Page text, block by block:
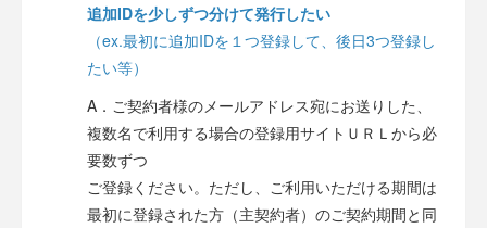
追加IDを少しずつ分けて発行したい
（ex.最初に追加IDを１つ登録して、後日3つ登録し
たい等）
A．ご契約者様のメールアドレス宛にお送りした、
複数名で利用する場合の登録用サイトＵＲＬから必
要数ずつ
ご登録ください。ただし、ご利用いただける期間は
最初に登録された方（主契約者）のご契約期間と同